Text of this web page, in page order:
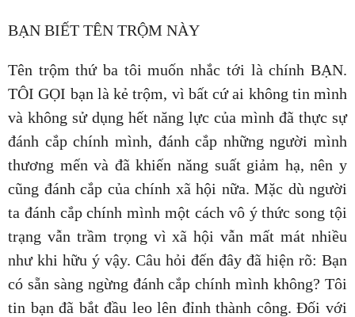
BẠN BIẾT TÊN TRỘM NÀY
Tên trộm thứ ba tôi muốn nhắc tới là chính BẠN.
TÔI GỌI bạn là kẻ trộm, vì bất cứ ai không tin mình
và không sử dụng hết năng lực của mình đã thực sự
đánh cắp chính mình, đánh cắp những người mình
thương mến và đã khiến năng suất giảm hạ, nên y
cũng đánh cắp của chính xã hội nữa. Mặc dù người
ta đánh cắp chính mình một cách vô ý thức song tội
trạng vẫn trầm trọng vì xã hội vẫn mất mát nhiều
như khi hữu ý vậy. Câu hỏi đến đây đã hiện rõ: Bạn
có sẵn sàng ngừng đánh cắp chính mình không? Tôi
tin bạn đã bắt đầu leo lên đỉnh thành công. Đối với